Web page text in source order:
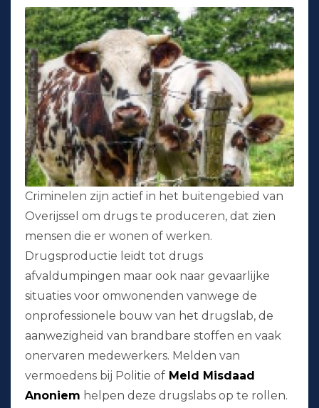
Criminelen zijn actief in het buitengebied van
Overijssel om drugs te produceren, dat zien
mensen die er wonen of werken.
Drugsproductie leidt tot drugs
afvaldumpingen maar ook naar gevaarlijke
situaties voor omwonenden vanwege de
onprofessionele bouw van het drugslab, de
aanwezigheid van brandbare stoffen en vaak
onervaren medewerkers. Melden van
vermoedens bij Politie of Meld Misdaad
Anoniem helpen deze drugslabs op te rollen.